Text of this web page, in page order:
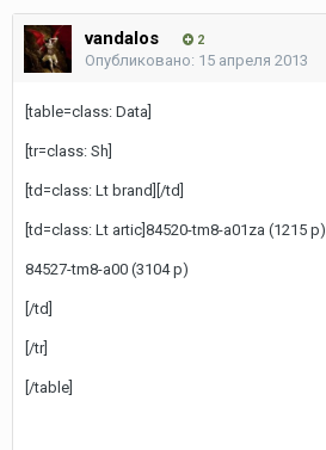
vandalos 2
Опубликовано: 15 апреля 2013
[table=class: Data]
[tr=class: Sh]
[td=class: Lt brand][/td]
[td=class: Lt artic]84520-tm8-a01za (1215 р)
84527-tm8-a00 (3104 р)
[/td]
[/tr]
[/table]